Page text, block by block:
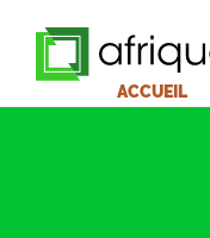
ACCUEIL